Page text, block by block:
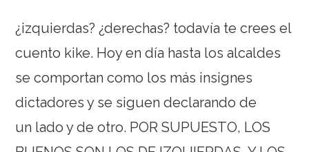
¿izquierdas? ¿derechas? todavía te crees el
cuento kike. Hoy en día hasta los alcaldes
se comportan como los más insignes
dictadores y se siguen declarando de
un lado y de otro. POR SUPUESTO, LOS